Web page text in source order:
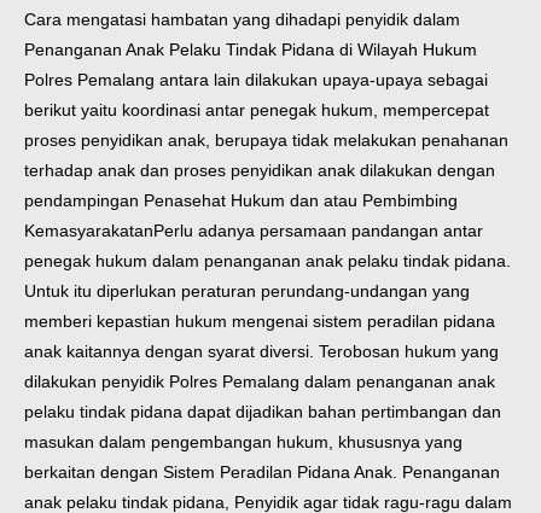
Cara mengatasi hambatan yang dihadapi penyidik dalam
Penanganan Anak Pelaku Tindak Pidana di Wilayah Hukum
Polres Pemalang antara lain dilakukan upaya-upaya sebagai
berikut yaitu koordinasi antar penegak hukum, mempercepat
proses penyidikan anak, berupaya tidak melakukan penahanan
terhadap anak dan proses penyidikan anak dilakukan dengan
pendampingan Penasehat Hukum dan atau Pembimbing
KemasyarakatanPerlu adanya persamaan pandangan antar
penegak hukum dalam penanganan anak pelaku tindak pidana.
Untuk itu diperlukan peraturan perundang-undangan yang
memberi kepastian hukum mengenai sistem peradilan pidana
anak kaitannya dengan syarat diversi. Terobosan hukum yang
dilakukan penyidik Polres Pemalang dalam penanganan anak
pelaku tindak pidana dapat dijadikan bahan pertimbangan dan
masukan dalam pengembangan hukum, khususnya yang
berkaitan dengan Sistem Peradilan Pidana Anak. Penanganan
anak pelaku tindak pidana, Penyidik agar tidak ragu-ragu dalam